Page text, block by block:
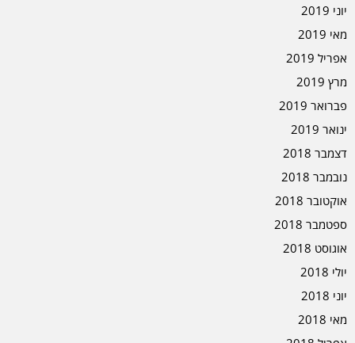
יוני 2019
מאי 2019
אפריל 2019
מרץ 2019
פברואר 2019
ינואר 2019
דצמבר 2018
נובמבר 2018
אוקטובר 2018
ספטמבר 2018
אוגוסט 2018
יולי 2018
יוני 2018
מאי 2018